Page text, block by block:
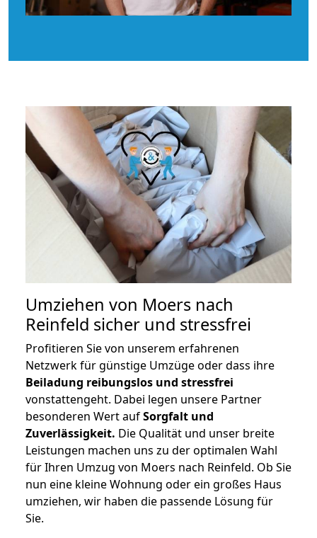
Umziehen von Moers nach
Reinfeld sicher und stressfrei
Profitieren Sie von unserem erfahrenen
Netzwerk für günstige Umzüge oder dass ihre
Beiladung reibungslos und stressfrei
vonstattengeht. Dabei legen unsere Partner
besonderen Wert aufSorgfalt und
Zuverlässigkeit. Die Qualität und unser breite
Leistungen machen uns zu der optimalen Wahl
für Ihren Umzug von Moers nach Reinfeld. Ob Sie
nun eine kleine Wohnung oder ein großes Haus
umziehen, wir haben die passende Lösung für
Sie.